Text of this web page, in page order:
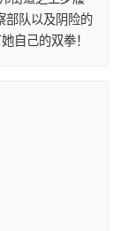
部队以及阴险的
自己的双拳！